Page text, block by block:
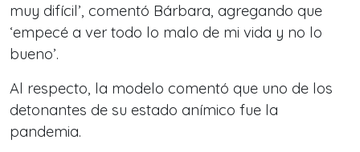
muy difícil’, comentó Bárbara, agregando que
‘empecé a ver todo lo malo de mi vida y no lo
bueno’.
Al respecto, la modelo comentó que uno de los
detonantes de su estado anímico fue la
pandemia.